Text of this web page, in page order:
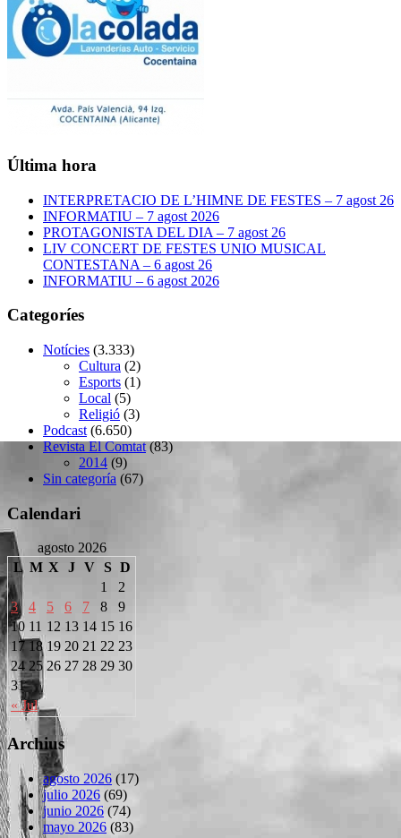
Última hora
INTERPRETACIO DE L’HIMNE DE FESTES – 7 agost 26
INFORMATIU – 7 agost 2026
PROTAGONISTA DEL DIA – 7 agost 26
LIV CONCERT DE FESTES UNIO MUSICAL
CONTESTANA – 6 agost 26
INFORMATIU – 6 agost 2026
Categoríes
Notícies (3.333)
Cultura (2)
Esports (1)
Local (5)
Religió (3)
Podcast (6.650)
Revista El Comtat(83)
2014 (9)
Sin categoría (67)
Calendari
agosto 2026
L M X J V S D
« Jul
1
2
3
4 5 6 7 8
9
10 11 12 13 14 15 16
17 18 19 20 21 22 23
24 25 26 27 28 29 30
31
Archius
agosto 2026 (17)
julio 2026 (69)
junio 2026 (74)
mayo 2026 (83)